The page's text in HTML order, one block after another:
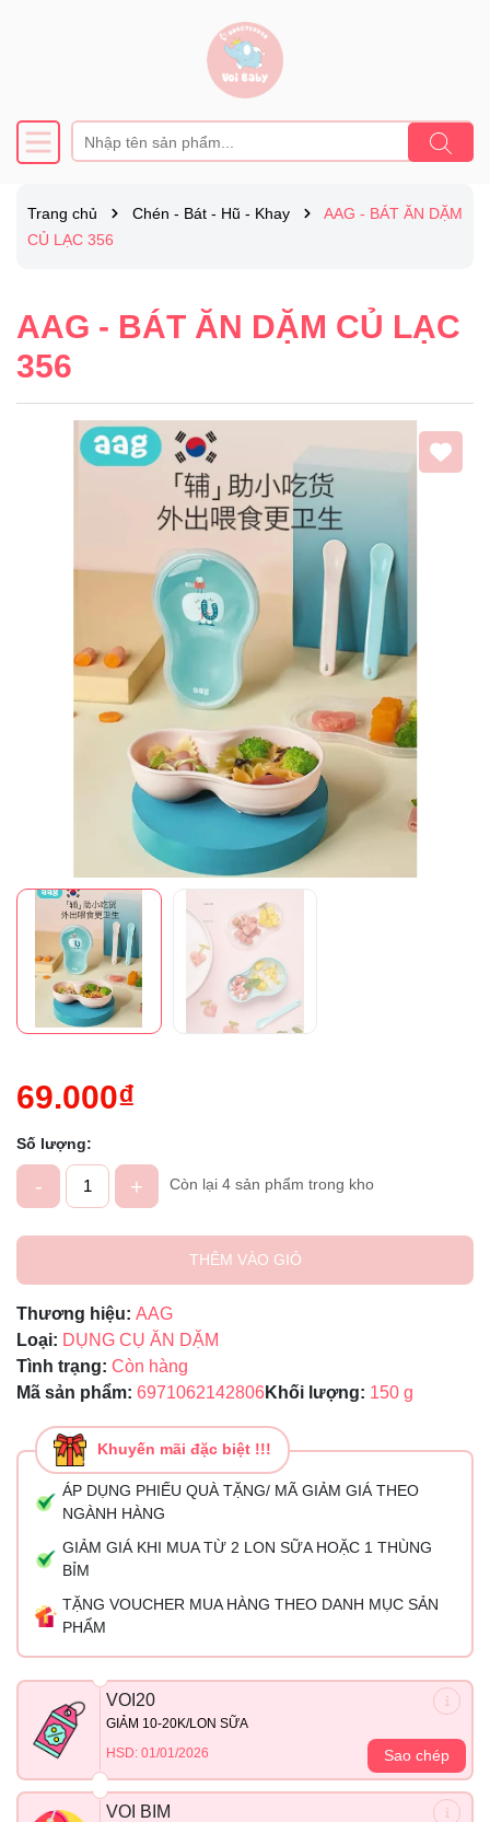
Trang chủ Chén - Bát - Hũ - Khay
AAG - BÁT ĂN DẶM
CỦ LẠC 356
AAG - BÁT ĂN DẶM CỦ LẠC
356
69.000₫
Số lượng:
- + Còn lại 4 sản phẩm trong kho
THÊM VÀO GIỎ
Thương hiệu: AAG
Loại: DỤNG CỤ ĂN DẶM
Tình trạng: Còn hàng
Mã sản phẩm: 6971062142806Khối lượng: 150 g
Khuyến mãi đặc biệt !!!
ÁP DỤNG PHIẾU QUÀ TẶNG/ MÃ GIẢM GIÁ THEO
NGÀNH HÀNG
GIẢM GIÁ KHI MUA TỪ 2 LON SỮA HOẶC 1 THÙNG
BỈM
TẶNG VOUCHER MUA HÀNG THEO DANH MỤC SẢN
PHẨM
VOI20
GIẢM 10-20K/LON SỮA
HSD: 01/01/2026
Sao chép
VOI BIM
Mã giảm giá:
Điều kiện: